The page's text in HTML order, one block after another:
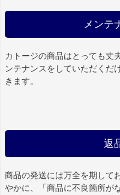
メンテ
カトージの商品はとっても丈
ンテナンスをしていただくだ
きます。
返
商品の発送には万全を期して
やかに、「商品に不良箇所が